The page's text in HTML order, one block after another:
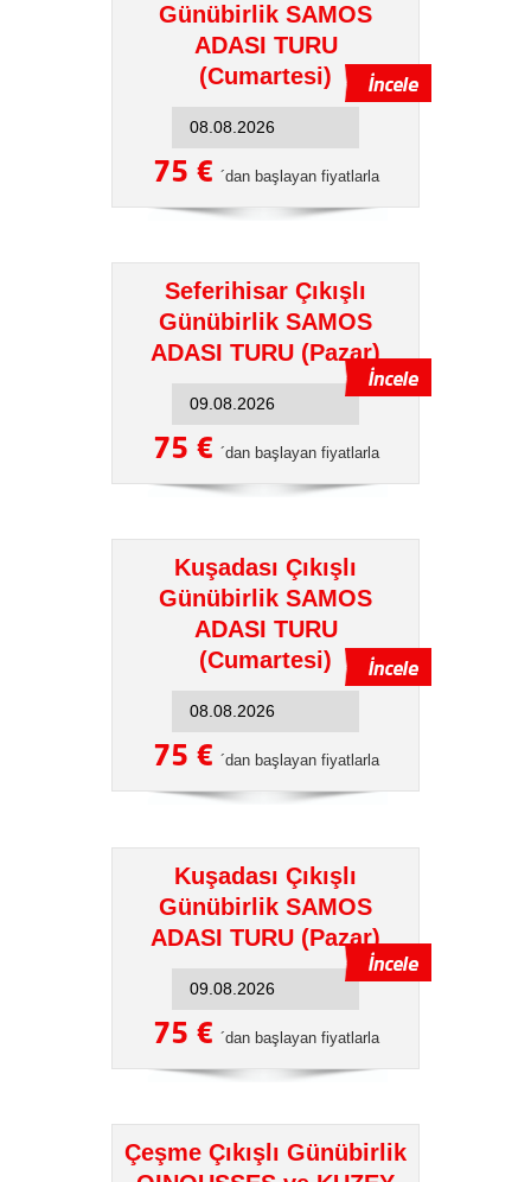
Günübirlik SAMOS
ADASI TURU
(Cumartesi)
75 € ´dan başlayan fiyatlarla
Seferihisar Çıkışlı
Günübirlik SAMOS
ADASI TURU (Pazar)
75 € ´dan başlayan fiyatlarla
Kuşadası Çıkışlı
Günübirlik SAMOS
ADASI TURU
(Cumartesi)
75 € ´dan başlayan fiyatlarla
Kuşadası Çıkışlı
Günübirlik SAMOS
ADASI TURU (Pazar)
75 € ´dan başlayan fiyatlarla
Çeşme Çıkışlı Günübirlik